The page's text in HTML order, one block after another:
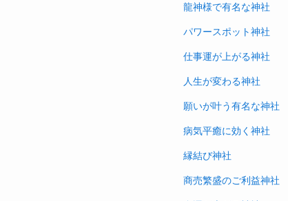
龍神様で有名な神社
パワースポット神社
仕事運が上がる神社
人生が変わる神社
願いが叶う有名な神社
病気平癒に効く神社
縁結び神社
商売繁盛のご利益神社